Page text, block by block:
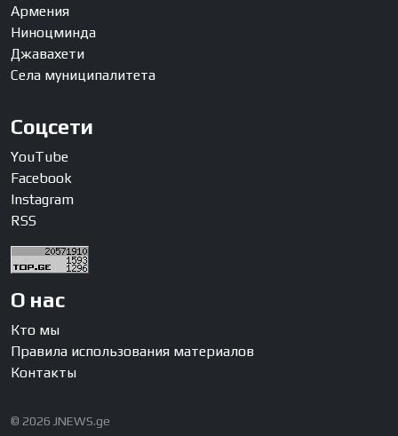
Армения
Ниноцминда
Джавахети
Села муниципалитета
Соцсети
YouTube
Facebook
Instagram
RSS
О нас
Кто мы
Правила использования материалов
Контакты
© 2026 JNEWS.ge